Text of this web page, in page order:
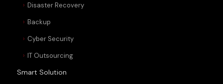
Disaster Recovery
Backup
Cyber Security
IT Outsourcing
Smart Solution